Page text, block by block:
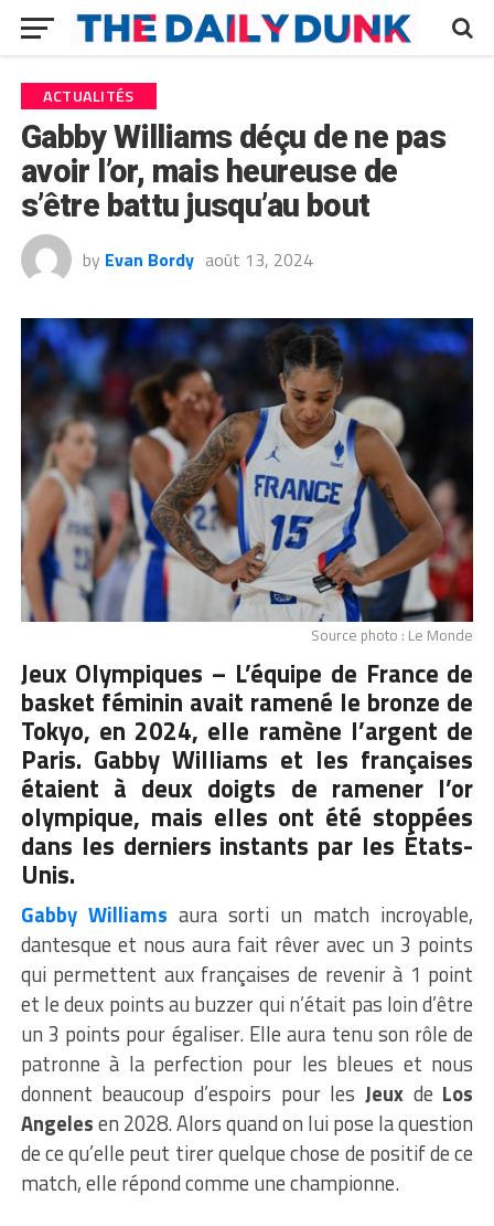
ACTUALITÉS
Gabby Williams déçu de ne pas
avoir l’or, mais heureuse de
s’être battu jusqu’au bout
by Evan Bordy août 13, 2024
Source photo : Le Monde
Jeux Olympiques – L’équipe de France de
basket féminin avait ramené le bronze de
Tokyo, en 2024, elle ramène l’argent de
Paris. Gabby Williams et les françaises
étaient à deux doigts de ramener l’or
olympique, mais elles ont été stoppées
dans les derniers instants par les États-
Unis.
Gabby Williams aura sorti un match incroyable,
dantesque et nous aura fait rêver avec un 3 points
qui permettent aux françaises de revenir à 1 point
et le deux points au buzzer qui n’était pas loin d’être
un 3 points pour égaliser. Elle aura tenu son rôle de
patronne à la perfection pour les bleues et nous
donnent beaucoup d’espoirs pour les Jeuxde Los
Angelesen 2028. Alors quand on lui pose la question
de ce qu’elle peut tirer quelque chose de positif de ce
match, elle répond comme une championne.